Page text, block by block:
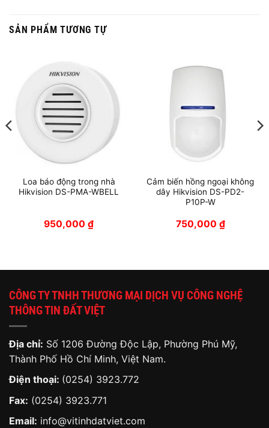
SẢN PHẨM TƯƠNG TỰ
Loa báo động trong nhà
Hikvision DS-PMA-WBELL
950,000 ₫
Cảm biến hồng ngoại không
dây Hikvision DS-PD2-
P10P-W
750,000 ₫
CÔNG TY TNHH THƯƠNG MẠI DỊCH VỤ CÔNG NGHỆ
THÔNG TIN ĐẤT VIỆT
Địa chỉ: Số 1206 Đường Độc Lập, Phường Phú Mỹ,
Thành Phố Hồ Chí Minh, Việt Nam.
Điện thoại: (0254) 3923.772
Fax: (0254) 3923.771
Email: info@vitinhdatviet.com